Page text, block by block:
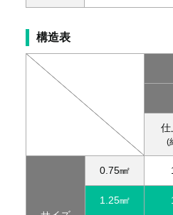
構造表
仕
(
0.75㎟
1.25㎟